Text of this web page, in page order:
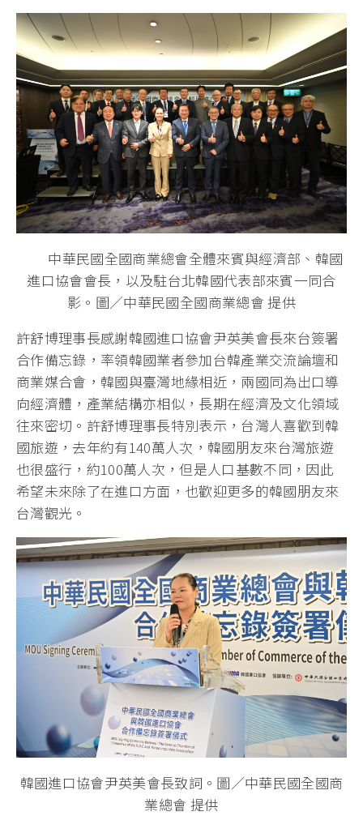
中華民國全國商業總會全體來賓與經濟部、韓國
進口協會會長，以及駐台北韓國代表部來賓一同合
影。圖／中華民國全國商業總會 提供
許舒博理事長感謝韓國進口協會尹英美會長來台簽署
合作備忘錄，率領韓國業者參加台韓產業交流論壇和
商業媒合會，韓國與臺灣地緣相近，兩國同為出口導
向經濟體，產業結構亦相似，長期在經濟及文化領域
往來密切。許舒博理事長特別表示，台灣人喜歡到韓
國旅遊，去年約有140萬人次，韓國朋友來台灣旅遊
也很盛行，約100萬人次，但是人口基數不同，因此
希望未來除了在進口方面，也歡迎更多的韓國朋友來
台灣觀光。
韓國進口協會尹英美會長致詞。圖／中華民國全國商
業總會 提供